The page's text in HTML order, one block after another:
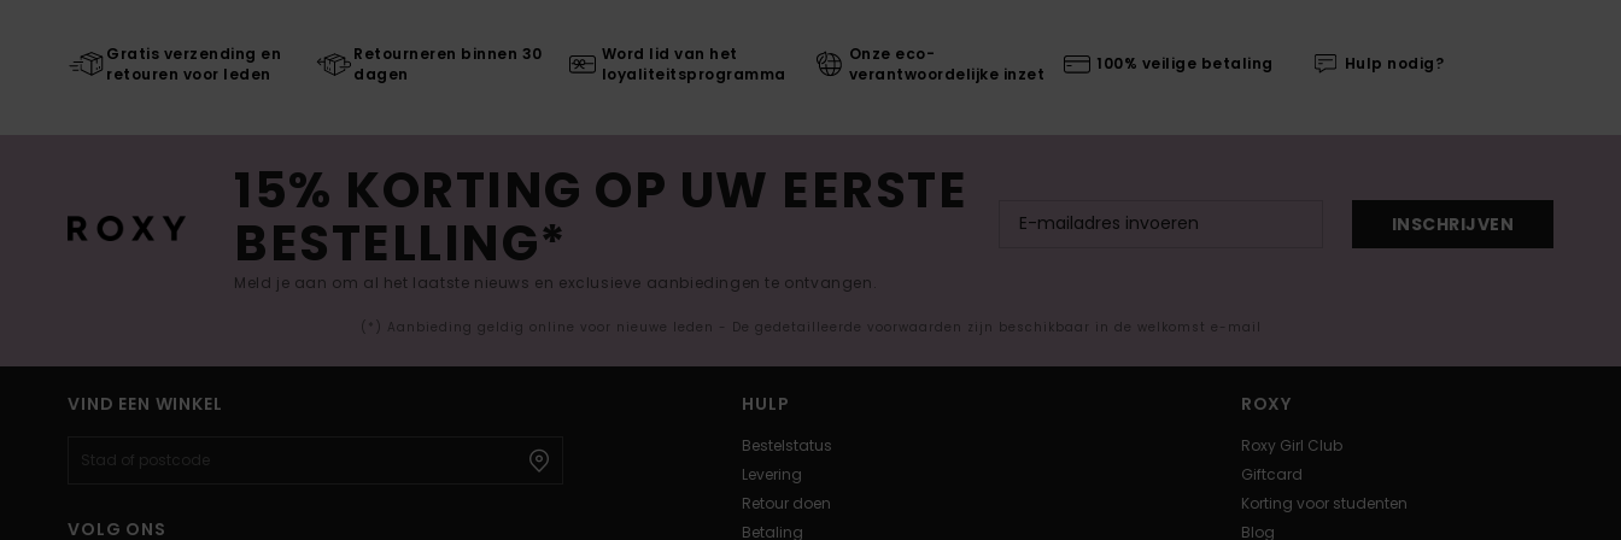
Gratis verzending en
retouren voor leden
Retourneren binnen 30
dagen
Word lid van het
loyaliteitsprogramma
Onze eco-
verantwoordelijke inzet
100% veilige betaling Hulp nodig?
15% KORTING OP UW EERSTE
BESTELLING*
Meld je aan om al het laatste nieuws en exclusieve aanbiedingen te ontvangen.
INSCHRIJVEN
(*) Aanbieding geldig online voor nieuwe leden - De gedetailleerde voorwaarden zijn beschikbaar in de welkomst e-mail
VIND EEN WINKEL
VOLG ONS
HULP
Bestelstatus
Levering
Retour doen
Betaling
ROXY
Roxy Girl Club
Giftcard
Korting voor studenten
Blog